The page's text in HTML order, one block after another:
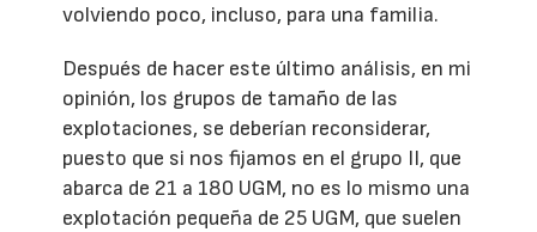
volviendo poco, incluso, para una familia.
Después de hacer este último análisis, en mi
opinión, los grupos de tamaño de las
explotaciones, se deberían reconsiderar,
puesto que si nos fijamos en el grupo II, que
abarca de 21 a 180 UGM, no es lo mismo una
explotación pequeña de 25 UGM, que suelen